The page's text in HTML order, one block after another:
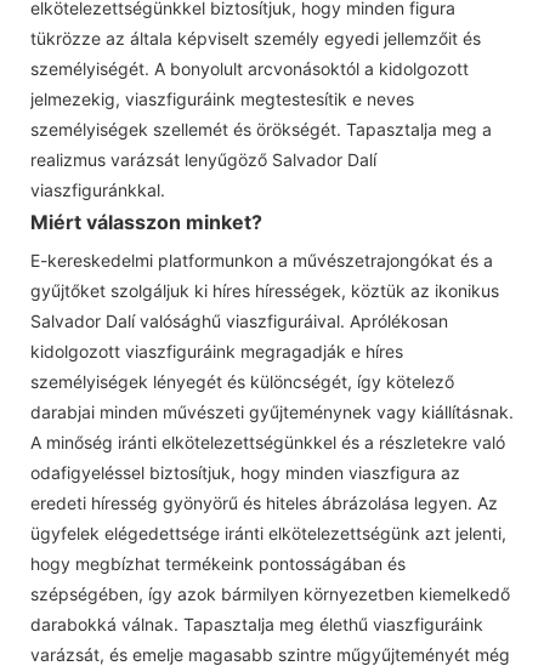
elkötelezettségünkkel biztosítjuk, hogy minden figura
tükrözze az általa képviselt személy egyedi jellemzőit és
személyiségét. A bonyolult arcvonásoktól a kidolgozott
jelmezekig, viaszfiguráink megtestesítik e neves
személyiségek szellemét és örökségét. Tapasztalja meg a
realizmus varázsát lenyűgöző Salvador Dalí
viaszfiguránkkal.
Miért válasszon minket?
E-kereskedelmi platformunkon a művészetrajongókat és a
gyűjtőket szolgáljuk ki híres hírességek, köztük az ikonikus
Salvador Dalí valósághű viaszfiguráival. Aprólékosan
kidolgozott viaszfiguráink megragadják e híres
személyiségek lényegét és különcségét, így kötelező
darabjai minden művészeti gyűjteménynek vagy kiállításnak.
A minőség iránti elkötelezettségünkkel és a részletekre való
odafigyeléssel biztosítjuk, hogy minden viaszfigura az
eredeti híresség gyönyörű és hiteles ábrázolása legyen. Az
ügyfelek elégedettsége iránti elkötelezettségünk azt jelenti,
hogy megbízhat termékeink pontosságában és
szépségében, így azok bármilyen környezetben kiemelkedő
darabokká válnak. Tapasztalja meg élethű viaszfiguráink
varázsát, és emelje magasabb szintre műgyűjteményét még